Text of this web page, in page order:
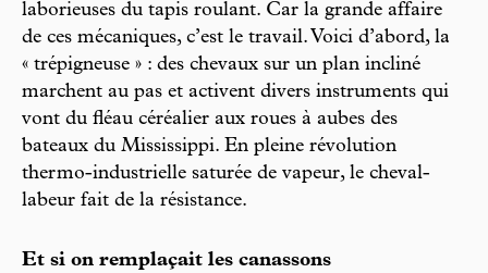
laborieuses du tapis roulant. Car la grande affaire
de ces mécaniques, c’est le travail. Voici d’abord, la
« trépigneuse » : des chevaux sur un plan incliné
marchent au pas et activent divers instruments qui
vont du fléau céréalier aux roues à aubes des
bateaux du Mississippi. En pleine révolution
thermo-industrielle saturée de vapeur, le cheval-
labeur fait de la résistance.
Et si on remplaçait les canassons